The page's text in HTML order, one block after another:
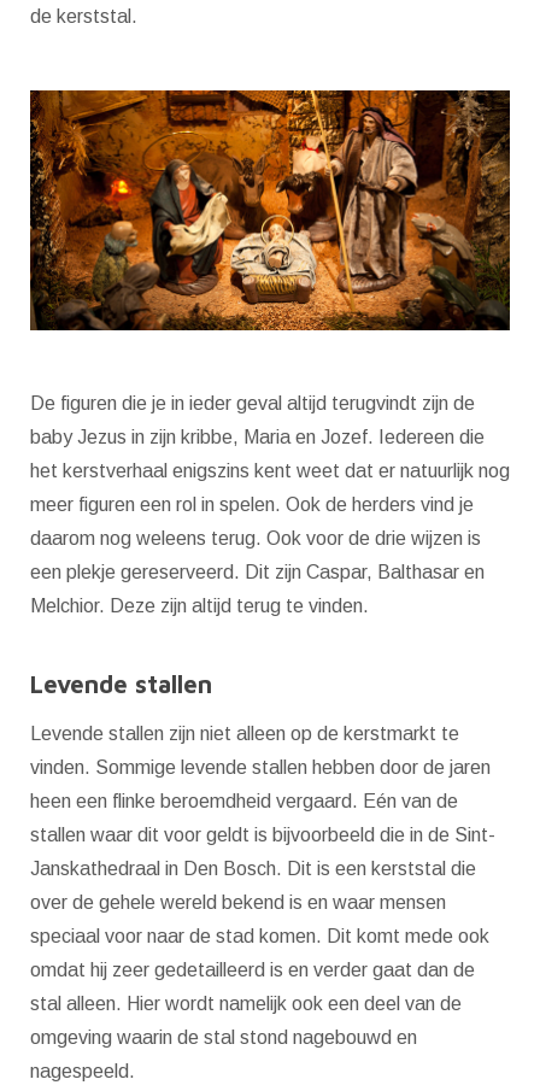
de kerststal.
De figuren die je in ieder geval altijd terugvindt zijn de
baby Jezus in zijn kribbe, Maria en Jozef. Iedereen die
het kerstverhaal enigszins kent weet dat er natuurlijk nog
meer figuren een rol in spelen. Ook de herders vind je
daarom nog weleens terug. Ook voor de drie wijzen is
een plekje gereserveerd. Dit zijn Caspar, Balthasar en
Melchior. Deze zijn altijd terug te vinden.
Levende stallen
Levende stallen zijn niet alleen op de kerstmarkt te
vinden. Sommige levende stallen hebben door de jaren
heen een flinke beroemdheid vergaard. Eén van de
stallen waar dit voor geldt is bijvoorbeeld die in de Sint-
Janskathedraal in Den Bosch. Dit is een kerststal die
over de gehele wereld bekend is en waar mensen
speciaal voor naar de stad komen. Dit komt mede ook
omdat hij zeer gedetailleerd is en verder gaat dan de
stal alleen. Hier wordt namelijk ook een deel van de
omgeving waarin de stal stond nagebouwd en
nagespeeld.